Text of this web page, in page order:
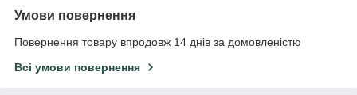
Умови повернення
Повернення товару впродовж 14 днів за домовленістю
Всі умови повернення